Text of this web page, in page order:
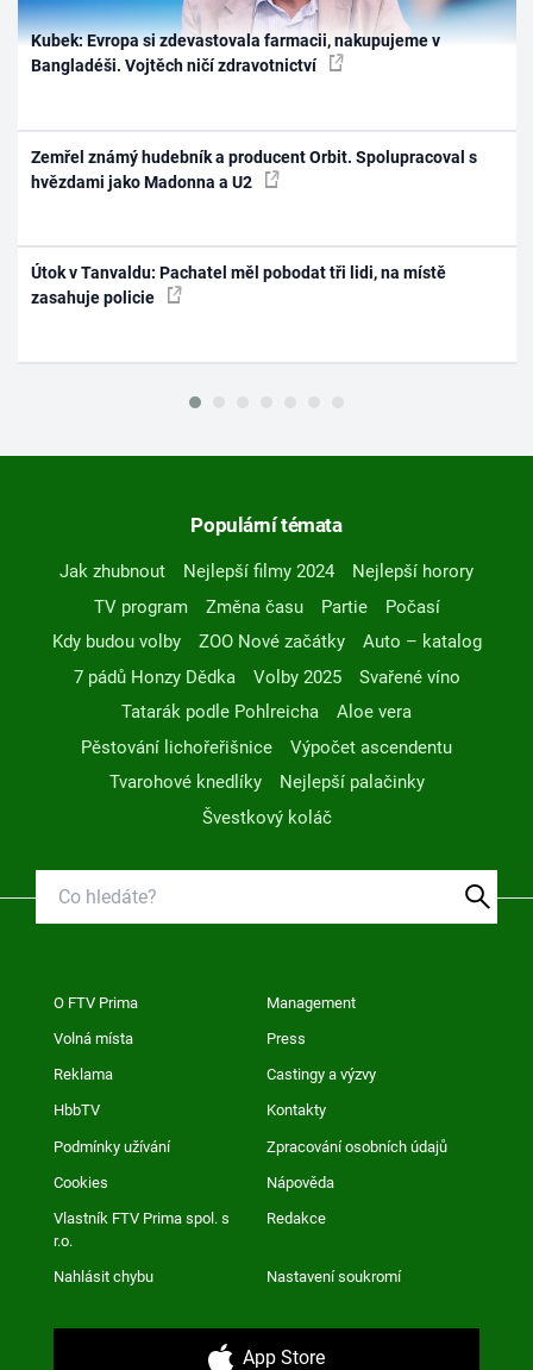
Kubek: Evropa si zdevastovala farmacii, nakupujeme v
Bangladéši. Vojtěch ničí zdravotnictví
Zemřel známý hudebník a producent Orbit. Spolupracoval s
hvězdami jako Madonna a U2
Útok v Tanvaldu: Pachatel měl pobodat tři lidi, na místě
zasahuje policie
Populární témata
Jak zhubnout Nejlepší filmy 2024
Nejlepší horory
TV program
Změna času Partie
Počasí
Kdy budou volby
ZOO Nové začátky
Auto – katalog
7 pádů Honzy Dědka
Volby 2025
Svařené víno
Tatarák podle Pohlreicha
Aloe vera
Pěstování lichořeřišnice
Výpočet ascendentu
Tvarohové knedlíky
Nejlepší palačinky
Švestkový koláč
O FTV Prima Management
Volná místa Press
Reklama Castingy a výzvy
HbbTV Kontakty
Podmínky užívání Zpracování osobních údajů
Cookies Nápověda
Vlastník FTV Prima spol. s
r.o.
Redakce
Nahlásit chybu Nastavení soukromí
App Store